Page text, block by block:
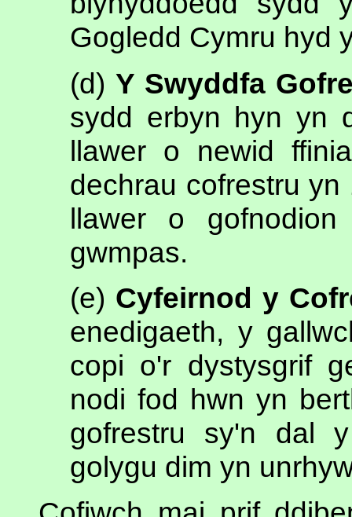
Gogledd Cymru hyd
(d) Y Swyddfa
sydd erbyn hyn yn
llawer o newid
dechrau cofrestru
llawer o
gwmpas.
(e) Cyfeirnod y
enedigaeth, y
copi o'r dystysgrif
nodi fod hwn yn
gofrestru sy'n dal
golygu dim yn